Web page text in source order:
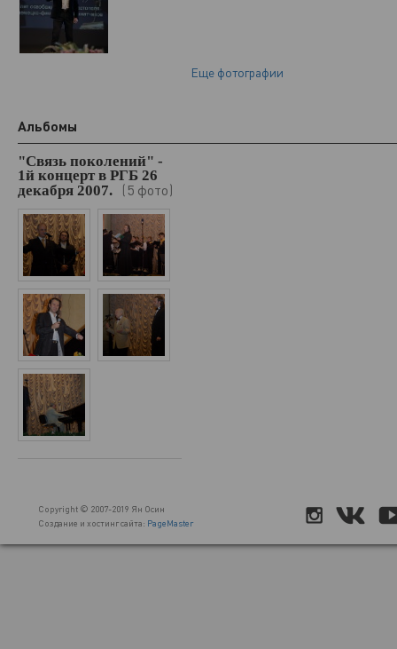
Еще фотографии
Альбомы
"Связь поколений" -
1й концерт в РГБ 26
декабря 2007.
(5 фото)
Copyright © 2007-2019 Ян Осин
Создание и хостинг сайта: PageMaster